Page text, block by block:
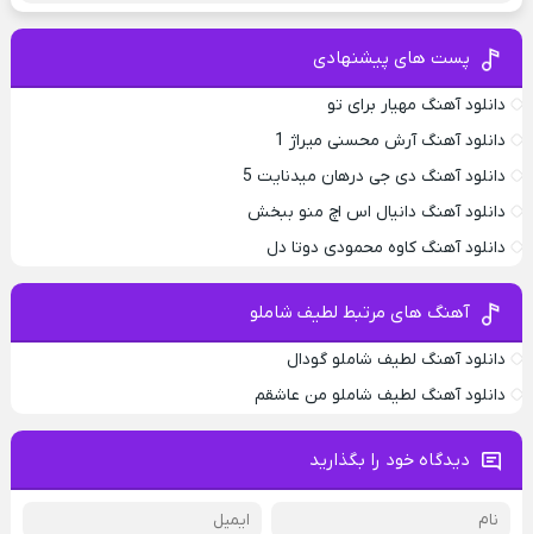
پست های پیشنهادی
دانلود آهنگ مهیار برای تو
دانلود آهنگ آرش محسنی میراژ 1
دانلود آهنگ دی جی درهان میدنایت 5
دانلود آهنگ دانیال اس اچ منو ببخش
دانلود آهنگ کاوه محمودی دوتا دل
آهنگ های مرتبط لطیف شاملو
دانلود آهنگ لطیف شاملو گودال
دانلود آهنگ لطیف شاملو من عاشقم
دیدگاه خود را بگذارید